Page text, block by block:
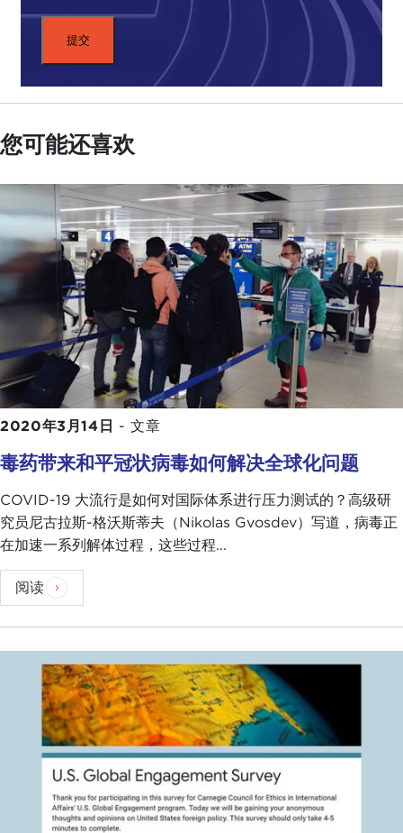
您可能还喜欢
2020年3月14日 - 文章
毒药带来和平冠状病毒如何解决全球化问题
COVID-19 大流行是如何对国际体系进行压力测试的？高级研
究员尼古拉斯-格沃斯蒂夫（Nikolas Gvosdev）写道，病毒正
在加速一系列解体过程，这些过程...
阅读